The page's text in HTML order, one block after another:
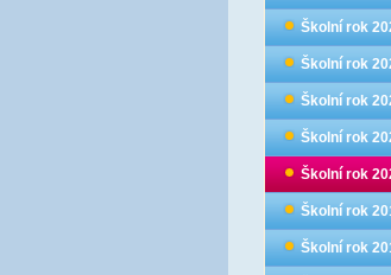
Školní rok
Školní rok
Školní rok
Školní rok
Školní rok
Školní rok
Školní rok